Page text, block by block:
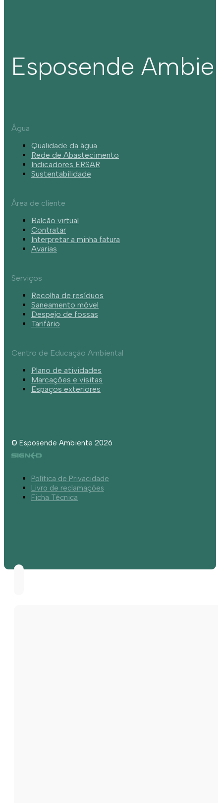
Esposende
Água
Qualidade da água
Rede de Abastecimento
Indicadores ERSAR
Sustentabilidade
Área de cliente
Balcão virtual
Contratar
Interpretar a minha fatura
Avarias
Serviços
Recolha de resíduos
Saneamento móvel
Despejo de fossas
Tarifário
Centro de Educação Ambiental
Plano de atividades
Marcações e visitas
Espaços exteriores
© Esposende Ambiente 2026
Política de Privacidade
Livro de reclamações
Ficha Técnica